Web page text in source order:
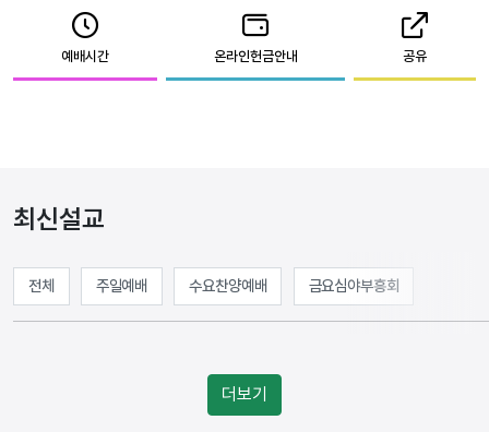
예배시간 온라인헌금안내 공유
최신설교
전체 주일예배 수요찬양예배 금요심야부흥회
더보기